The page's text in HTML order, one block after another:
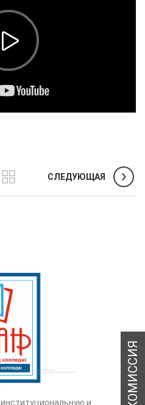
СЛЕДУЮЩАЯ
и